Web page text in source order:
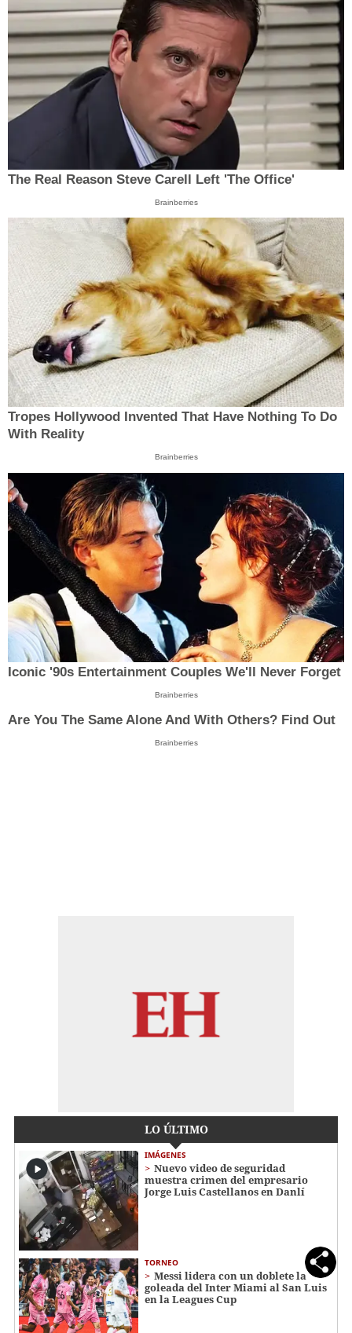
The Real Reason Steve Carell Left 'The Office'
Brainberries
Tropes Hollywood Invented That Have Nothing To Do
With Reality
Brainberries
Iconic '90s Entertainment Couples We'll Never Forget
Brainberries
Are You The Same Alone And With Others? Find Out
Brainberries
LO ÚLTIMO
IMÁGENES
Nuevo video de seguridad
muestra crimen del empresario
Jorge Luis Castellanos en Danlí
TORNEO
Messi lidera con un doblete la
goleada del Inter Miami al San Luis
en la Leagues Cup